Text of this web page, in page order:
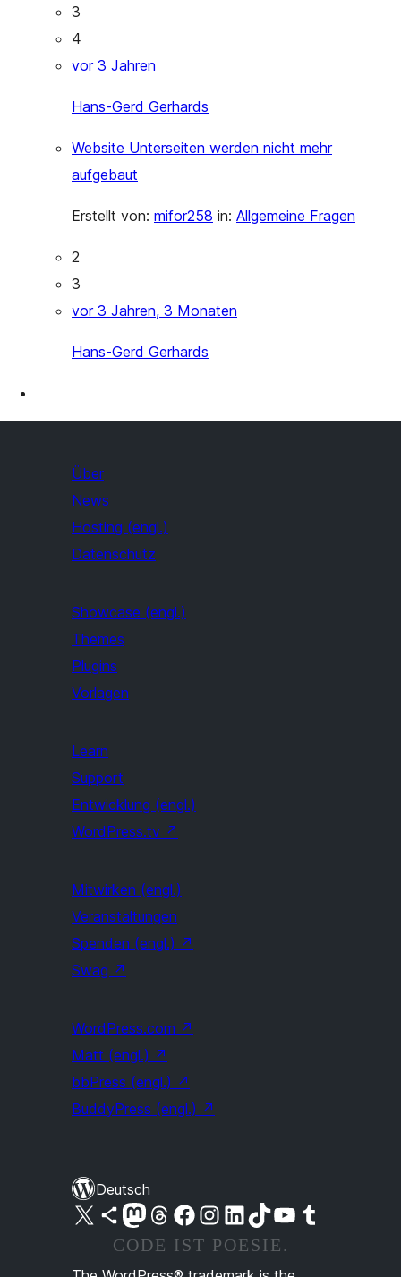
3
4
vor 3 Jahren
Hans-Gerd Gerhards
Website Unterseiten werden nicht mehr
aufgebaut
Erstellt von: mifor258 in: Allgemeine Fragen
2
3
vor 3 Jahren, 3 Monaten
Hans-Gerd Gerhards
Über
News
Hosting (engl.)
Datenschutz
Showcase (engl.)
Themes
Plugins
Vorlagen
Learn
Support
Entwicklung (engl.)
WordPress.tv ↗
Mitwirken (engl.)
Veranstaltungen
Spenden (engl.) ↗
Swag ↗
WordPress.com ↗
Matt (engl.) ↗
bbPress (engl.) ↗
BuddyPress (engl.) ↗
Deutsch
Unser X-Konto (früher Twitter) besuchen
Unser Bluesky-Konto besuchen
Unser Mastodon-Konto besuchen
Unser Threads-Konto besuchen
Unsere Facebook-Seite besuchen
Unser Instagram-Konto besuchen
Unser LinkedIn-Konto besuchen
Unser TikTok-Konto besuchen
Unseren YouTube-Kanal besuchen
Unser Tumblr-Konto besuchen
CODE IST POESIE.